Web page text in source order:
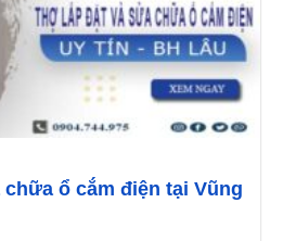
ổ cắm điện tại Vũng